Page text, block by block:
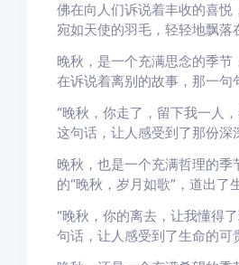
佛在向人们诉说着丰收的喜悦
宛如天使的羽毛，轻轻地飘落
晚秋，是一个充满思念的季
在诉说着离别的故事，那一句
“晚秋，你走了，留下我一人
这句话，让人感受到了那份深
晚秋，也是一个充满哲理的季
的“晚秋，岁月如歌”，道出了
“晚秋，你的离去，让我懂得
句话，让人感受到了生命的可